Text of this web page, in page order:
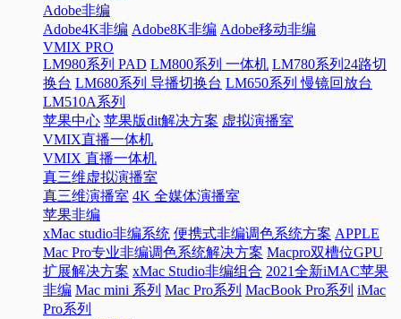
Adobe非编
Adobe4K非编 Adobe8K非编 Adobe移动非编
VMIX PRO
LM980系列 PAD LM800系列 一体机 LM780系列24路切
换台 LM680系列 导播切换台 LM650系列 慢镜回放台
LM510A系列
苹果中心 苹果版dit解决方案 虚拟演播室
VMIX直播一体机
VMIX 直播一体机
真三维虚拟演播室
真三维演播室 4K 全媒体演播室
苹果非编
xMac studio非编系统 便携式非编调色系统方案 APPLE
Mac Pro专业非编调色系统解决方案 Macpro双槽位GPU
扩展解决方案 xMac Studio非编组合 2021全新iMAC苹果
非编 Mac mini 系列 Mac Pro系列 MacBook Pro系列 iMac
Pro系列